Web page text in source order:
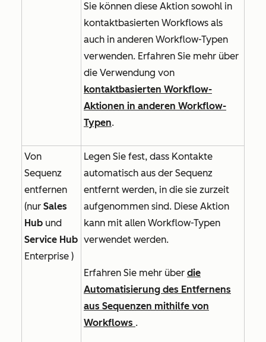
Sie können diese Aktion sowohl in
kontaktbasierten Workflows als
auch in anderen Workflow-Typen
verwenden. Erfahren Sie mehr über
die Verwendung von
kontaktbasierten Workflow-
Aktionen in anderen Workflow-
Typen.
Von
Sequenz
entfernen
(nur Sales
Hub und
Service Hub
Enterprise )
Legen Sie fest, dass Kontakte
automatisch aus der Sequenz
entfernt werden, in die sie zurzeit
aufgenommen sind. Diese Aktion
kann mit allen Workflow-Typen
verwendet werden.
Erfahren Sie mehr über die
Automatisierung des Entfernens
aus Sequenzen mithilfe von
Workflows .